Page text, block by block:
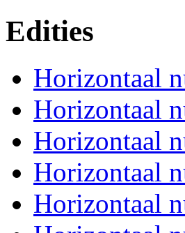
Edities
Horizontaal
Horizontaal
Horizontaal
Horizontaal
Horizontaal